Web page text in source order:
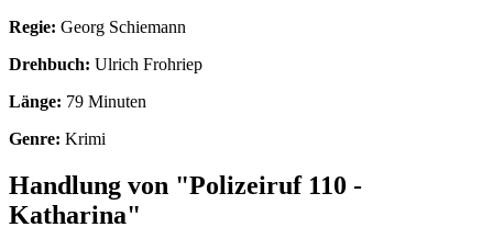
Regie: Georg Schiemann
Drehbuch: Ulrich Frohriep
Länge: 79 Minuten
Genre: Krimi
Handlung von "Polizeiruf 110 -
Katharina"